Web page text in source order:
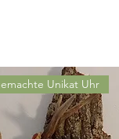
Unikat Uhr